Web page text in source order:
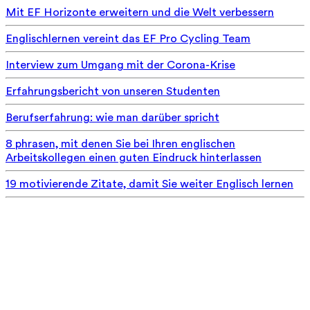
Mit EF Horizonte erweitern und die Welt verbessern
Englischlernen vereint das EF Pro Cycling Team
Interview zum Umgang mit der Corona-Krise
Erfahrungsbericht von unseren Studenten
Berufserfahrung: wie man darüber spricht
8 phrasen, mit denen Sie bei Ihren englischen
Arbeitskollegen einen guten Eindruck hinterlassen
19 motivierende Zitate, damit Sie weiter Englisch lernen